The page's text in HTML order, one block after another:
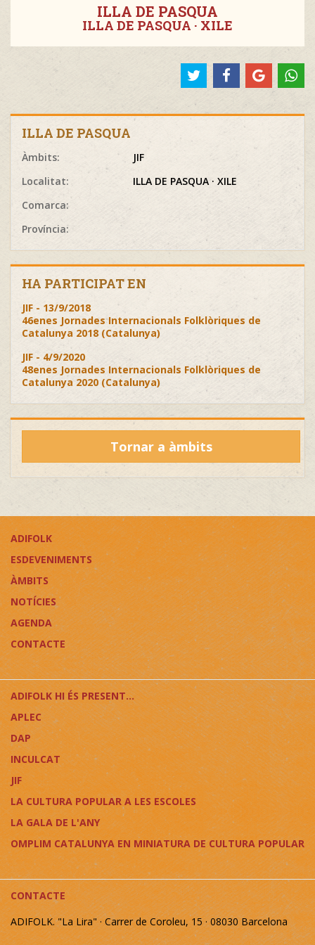
ILLA DE PASQUA
ILLA DE PASQUA · XILE
ILLA DE PASQUA
Àmbits:
JIF
Localitat:
ILLA DE PASQUA · XILE
Comarca:
Província:
HA PARTICIPAT EN
JIF - 13/9/2018
46enes Jornades Internacionals Folklòriques de
Catalunya 2018 (Catalunya)
JIF - 4/9/2020
48enes Jornades Internacionals Folklòriques de
Catalunya 2020 (Catalunya)
Tornar a àmbits
ADIFOLK
ESDEVENIMENTS
ÀMBITS
NOTÍCIES
AGENDA
CONTACTE
ADIFOLK HI ÉS PRESENT...
APLEC
DAP
INCULCAT
JIF
LA CULTURA POPULAR A LES ESCOLES
LA GALA DE L'ANY
OMPLIM CATALUNYA EN MINIATURA DE CULTURA POPULAR
CONTACTE
ADIFOLK. "La Lira" · Carrer de Coroleu, 15 · 08030 Barcelona